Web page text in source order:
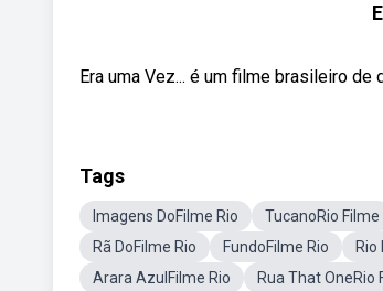
Era uma Vez... é um filme brasileiro
Tags
Imagens DoFilme Rio TucanoRio Filme
Rã DoFilme Rio
FundoFilme Rio Rio
Arara AzulFilme Rio
Rua That OneRio